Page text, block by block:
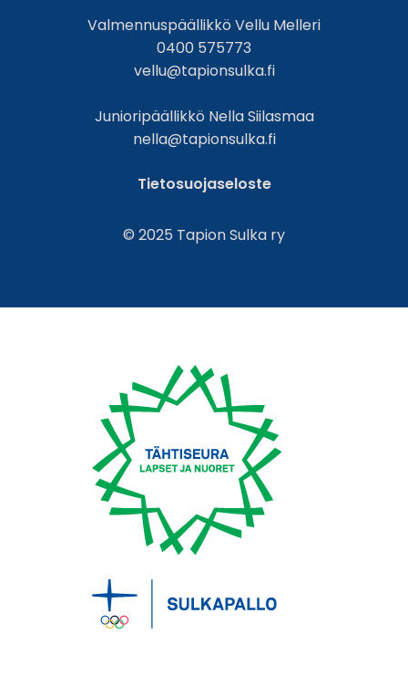
Valmennuspäällikkö Vellu Melleri
0400 575773
vellu@tapionsulka.fi
Junioripäällikkö Nella Siilasmaa
nella@tapionsulka.fi
Tietosuojaseloste
© 2025 Tapion Sulka ry